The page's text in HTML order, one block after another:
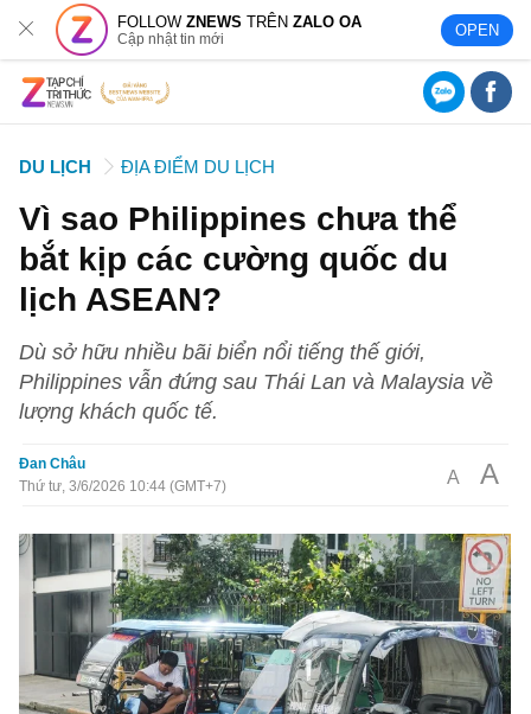
FOLLOWZNEWS TRÊNZALO OA
Cập nhật tin mới OPEN
DU LỊCH ĐỊA ĐIỂM DU LỊCH
Vì sao Philippines chưa thể
bắt kịp các cường quốc du
lịch ASEAN?
Dù sở hữu nhiều bãi biển nổi tiếng thế giới,
Philippines vẫn đứng sau Thái Lan và Malaysia về
lượng khách quốc tế.
Đan Châu
Thứ tư, 3/6/2026 10:44 (GMT+7)
A A